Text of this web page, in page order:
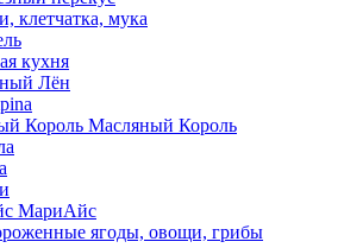
клетчатка, мука
кухня
Лён
Масляный Король
МариАйс
ягоды, овощи, грибы